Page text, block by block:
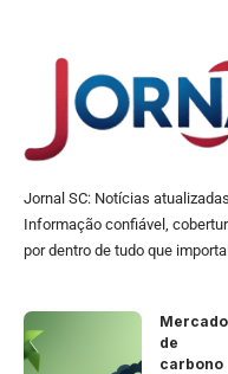
Jornal SC: Notícias
Informação confiável,
por dentro de tudo que
Mercado
de
carbono